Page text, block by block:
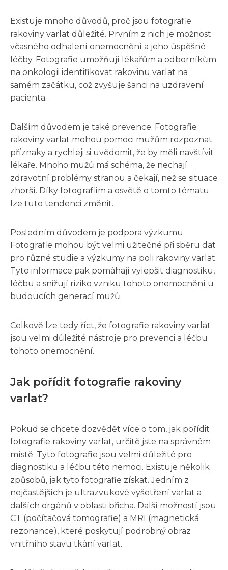
Existuje mnoho důvodů, proč jsou fotografie
rakoviny varlat důležité. Prvním z nich je možnost
včasného odhalení onemocnění a jeho úspěšné
léčby. Fotografie umožňují lékařům a odborníkům
na onkologii identifikovat rakovinu varlat na
samém začátku, což zvyšuje šanci na uzdravení
pacienta.
Dalším důvodem je také prevence. Fotografie
rakoviny varlat mohou pomoci mužům rozpoznat
příznaky a rychleji si uvědomit, že by měli navštívit
lékaře. Mnoho mužů má schéma, že nechají
zdravotní problémy stranou a čekají, než se situace
zhorší. Díky fotografiím a osvětě o tomto tématu
lze tuto tendenci změnit.
Posledním důvodem je podpora výzkumu.
Fotografie mohou být velmi užitečné při sběru dat
pro různé studie a výzkumy na poli rakoviny varlat.
Tyto informace pak pomáhají vylepšit diagnostiku,
léčbu a snižují riziko vzniku tohoto onemocnění u
budoucích generací mužů.
Celkově lze tedy říct, že fotografie rakoviny varlat
jsou velmi důležité nástroje pro prevenci a léčbu
tohoto onemocnění.
Jak pořídit fotografie rakoviny
varlat?
Pokud se chcete dozvědět více o tom, jak pořídit
fotografie rakoviny varlat, určitě jste na správném
místě. Tyto fotografie jsou velmi důležité pro
diagnostiku a léčbu této nemoci. Existuje několik
způsobů, jak tyto fotografie získat. Jedním z
nejčastějších je ultrazvukové vyšetření varlat a
dalších orgánů v oblasti břicha. Další možností jsou
CT (počítačová tomografie) a MRI (magnetická
rezonance), které poskytují podrobný obraz
vnitřního stavu tkání varlat.